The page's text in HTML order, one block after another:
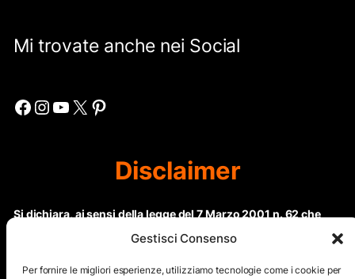
Gestisci Consenso
Per fornire le migliori esperienze, utilizziamo tecnologie come i cookie per
Mi trovate anche nei Social
Facebook Instagram YouTube X Pinterest
Disclaimer
Si dichiara, ai sensi della legge del 7 Marzo 2001 n. 62 che
questo sito non rientra nella categoria di “Informazione
regolari. Le immagini dei collaboratori detentori del